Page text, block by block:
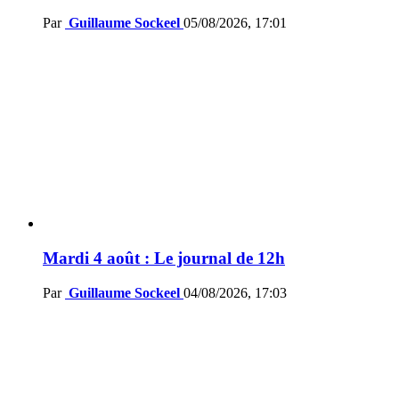
Par Guillaume Sockeel 05/08/2026, 17:01
Mardi 4 août : Le journal de 12h
Par Guillaume Sockeel 04/08/2026, 17:03